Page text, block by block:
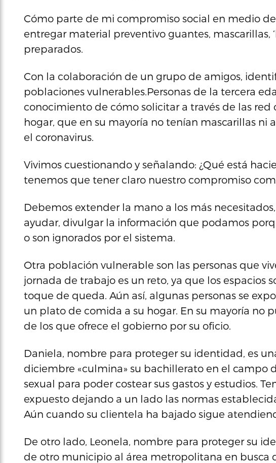
Cómo parte de mi compromiso social en medio
entregar material preventivo guantes, mascarillas,
preparados.
Con la colaboración de un grupo de amigos,
poblaciones vulnerables.Personas de la tercera
conocimiento de cómo solicitar a través de las red
hogar, que en su mayoría no tenían mascarillas ni
el coronavirus.
Vivimos cuestionando y señalando: ¿Qué está
tenemos que tener claro nuestro compromiso
Debemos extender la mano a los más
ayudar, divulgar la información que podamos
o son ignorados por el sistema.
Otra población vulnerable son las personas que
jornada de trabajo es un reto, ya que los espacios
toque de queda. Aún así, algunas personas se
un plato de comida a su hogar. En su mayoría no
de los que ofrece el gobierno por su oficio.
Daniela, nombre para proteger su identidad, es
diciembre «culmina» su bachillerato en el campo
sexual para poder costear sus gastos y estudios.
expuesto dejando a un lado las normas
Aún cuando su clientela ha bajado sigue
De otro lado, Leonela, nombre para proteger su
de otro municipio al área metropolitana en busca